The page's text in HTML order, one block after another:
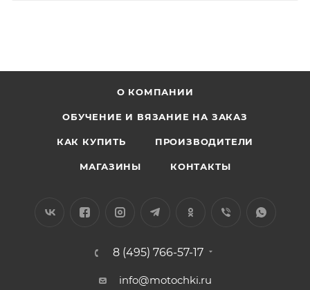
О КОМПАНИИ
ОБУЧЕНИЕ И ВЯЗАНИЕ НА ЗАКАЗ
КАК КУПИТЬ ПРОИЗВОДИТЕЛИ
МАГАЗИНЫ КОНТАКТЫ
8 (495) 766-57-17
info@motochki.ru